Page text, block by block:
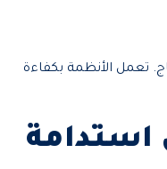
تعمل الأنظمة بكفاءة
استدامة